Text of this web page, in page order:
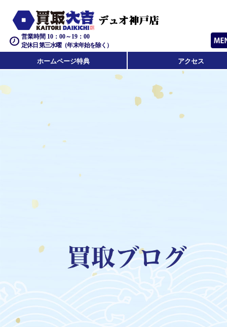
営業時間 10：00～19：00
定休日 第三水曜（年末年始を除く）
ホームページ特典 アクセス